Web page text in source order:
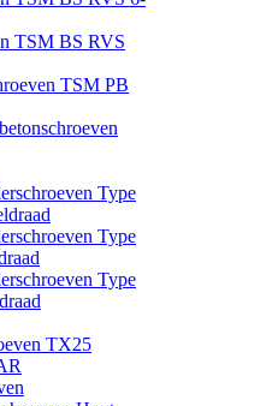
TSM BS RVS
TSM PB
Type
Type
Type
TX25